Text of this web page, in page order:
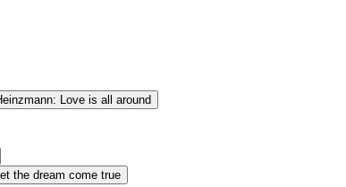
Love is all around
the dream come true